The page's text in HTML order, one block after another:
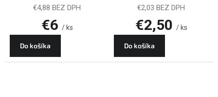
€4,88 BEZ DPH
€6 / ks
Do košíka
€2,03 BEZ DPH
€2,50 / ks
Do košíka